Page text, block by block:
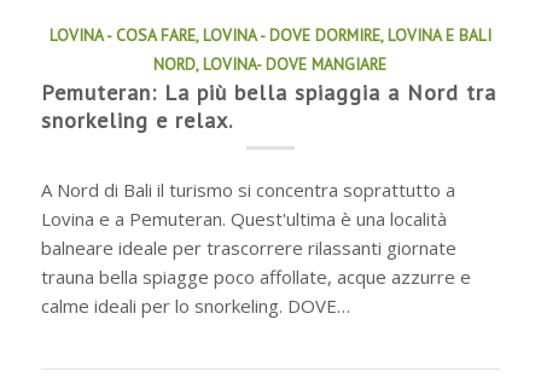
LOVINA - COSA FARE,LOVINA - DOVE DORMIRE,LOVINA E BALI
NORD,LOVINA- DOVE MANGIARE
Pemuteran: La più bella spiaggia a Nord tra
snorkeling e relax.
A Nord di Bali il turismo si concentra soprattutto a
Lovina e a Pemuteran. Quest'ultima è una località
balneare ideale per trascorrere rilassanti giornate
trauna bella spiagge poco affollate, acque azzurre e
calme ideali per lo snorkeling. DOVE…